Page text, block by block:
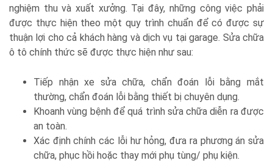
nghiệm thu và xuất xưởng. Tại đây, những công việc phải
được thực hiện theo một quy trình chuẩn để có được sự
thuận lợi cho cả khách hàng và dịch vụ tại garage. Sửa chữa
ô tô chính thức sẽ được thực hiện như sau:
Tiếp nhận xe sửa chữa, chẩn đoán lỗi bằng mắt
thường, chẩn đoán lỗi bằng thiết bị chuyên dụng.
Khoanh vùng bệnh để quá trình sửa chữa diễn ra được
an toàn.
Xác định chính các lỗi hư hỏng, đưa ra phương án sửa
chữa, phục hồi hoặc thay mới phụ tùng/ phụ kiện.